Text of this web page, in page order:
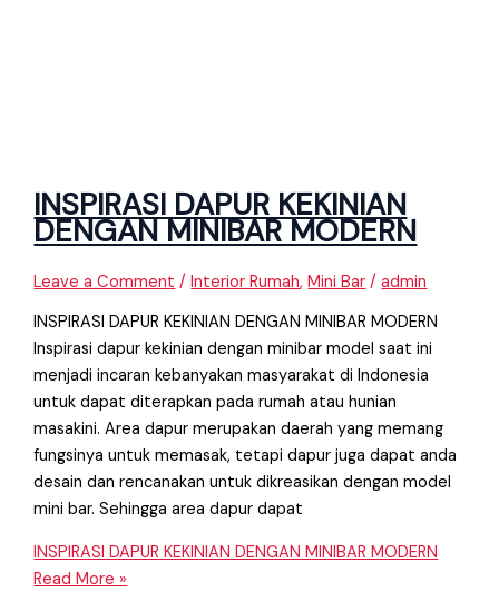
INSPIRASI DAPUR KEKINIAN
DENGAN MINIBAR MODERN
Leave a Comment /Interior Rumah,Mini Bar /admin
INSPIRASI DAPUR KEKINIAN DENGAN MINIBAR MODERN
Inspirasi dapur kekinian dengan minibar model saat ini
menjadi incaran kebanyakan masyarakat di Indonesia
untuk dapat diterapkan pada rumah atau hunian
masakini. Area dapur merupakan daerah yang memang
fungsinya untuk memasak, tetapi dapur juga dapat anda
desain dan rencanakan untuk dikreasikan dengan model
mini bar. Sehingga area dapur dapat
INSPIRASI DAPUR KEKINIAN DENGAN MINIBAR MODERN
Read More »